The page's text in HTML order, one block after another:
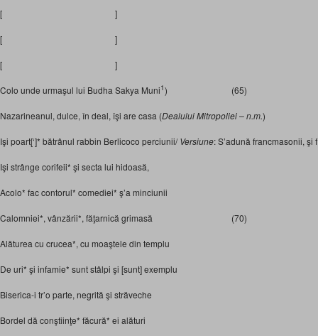
[ ]
[ ]
[ ]
Colo unde urmaşul lui Budha Sakya Muni1) (65)
Nazarineanul, dulce, în deal, îşi are casa (Dealului Mitropoliei – n.m.)
Işi poart[‘]* bătrânul rabbin Berlicoco perciunii/Versiune: S’adună francmasonii, şi
Işi strânge corifeii* şi secta lui hidoasă,
Acolo* fac contorul* comediei* ş’a minciunii
Calomniei*, vânzării*, făţarnică grimasă (70)
Alăturea cu crucea*, cu moaştele din templu
De uri* şi infamie* sunt stâlpi şi [sunt] exemplu
Biserica-i tr’o parte, negrită şi străveche
Bordel dă conştiinţe* făcură* ei alături